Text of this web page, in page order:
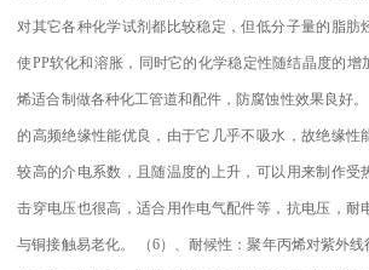
对其它各种化学试剂都比较稳定，但低分子量的脂肪
使PP软化和溶胀，同时它的化学稳定性随结晶度的增
烯适合制做各种化工管道和配件，防腐蚀性效果良好。
的高频绝缘性能优良，由于它几乎不吸水，故绝缘性
较高的介电系数，且随温度的上升，可以用来制作受
击穿电压也很高，适合用作电气配件等，抗电压，耐
与铜接触易老化。 （6）、耐候性：聚年丙烯对紫外